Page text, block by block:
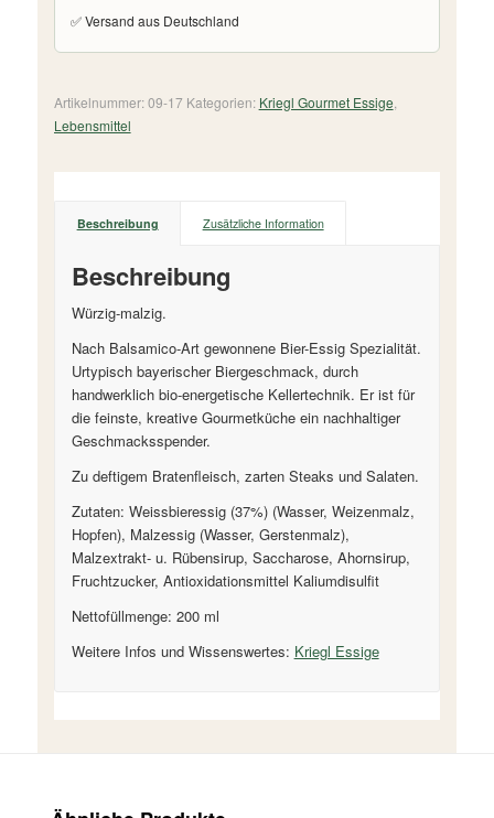
✅ Versand aus Deutschland
Artikelnummer:09-17 Kategorien: Kriegl Gourmet Essige
Lebensmittel
Beschreibung Zusätzliche Information
Beschreibung
Würzig-malzig.
Nach Balsamico-Art gewonnene Bier-Essig Spezialität.
Urtypisch bayerischer Biergeschmack, durch
handwerklich bio-energetische Kellertechnik. Er ist für
die feinste, kreative Gourmetküche ein nachhaltiger
Geschmacksspender.
Zu deftigem Bratenfleisch, zarten Steaks und Salaten.
Zutaten: Weissbieressig (37%) (Wasser, Weizenmalz,
Hopfen), Malzessig (Wasser, Gerstenmalz),
Malzextrakt- u. Rübensirup, Saccharose, Ahornsirup,
Fruchtzucker, Antioxidationsmittel Kaliumdisulfit
Nettofüllmenge: 200 ml
Weitere Infos und Wissenswertes: Kriegl Essige